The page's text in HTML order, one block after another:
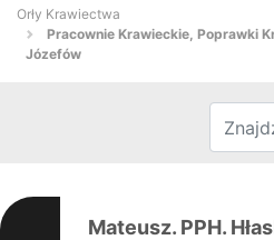
Orły Krawiectwa
Pracownie Krawieckie, Poprawki
Józefów
Mateusz. PPH.